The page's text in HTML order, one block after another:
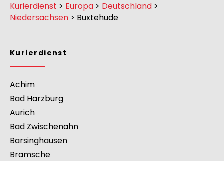
Kurierdienst > Europa > Deutschland >
Niedersachsen > Buxtehude
Kurierdienst
Achim
Bad Harzburg
Aurich
Bad Zwischenahn
Barsinghausen
Bramsche